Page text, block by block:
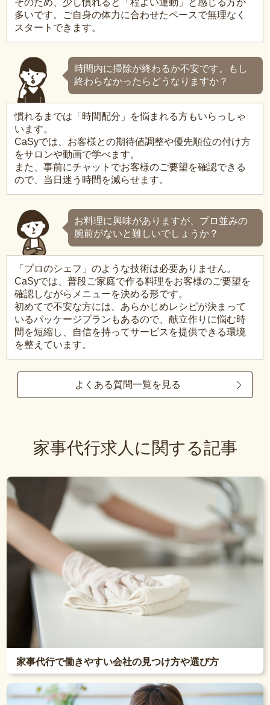
そのため、少し慣れると「程よい運動」と感じる方が
多いです。ご自身の体力に合わせたペースで無理なく
スタートできます。
時間内に掃除が終わるか不安です。もし
終わらなかったらどうなりますか？
慣れるまでは「時間配分」を悩まれる方もいらっしゃ
います。
CaSyでは、お客様との期待値調整や優先順位の付け方
をサロンや動画で学べます。
また、事前にチャットでお客様のご要望を確認できる
ので、当日迷う時間を減らせます。
お料理に興味がありますが、プロ並みの
腕前がないと難しいでしょうか？
「プロのシェフ」のような技術は必要ありません。
CaSyでは、普段ご家庭で作る料理をお客様のご要望を
確認しながらメニューを決める形です。
初めてで不安な方には、あらかじめレシピが決まって
いるパッケージプランもあるので、献立作りに悩む時
間を短縮し、自信を持ってサービスを提供できる環境
を整えています。
よくある質問一覧を見る
家事代行求人に関する記事
家事代行で働きやすい会社の見つけ方や選び方